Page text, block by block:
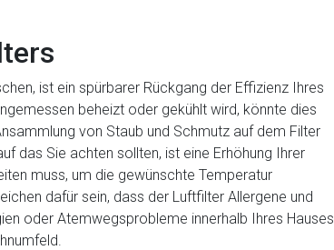
ist ein spürbarer Rückgang der Effizienz Ihres
beheizt oder gekühlt wird, könnte dies
von Staub und Schmutz auf dem Filter
das Sie achten sollten, ist eine Erhöhung Ihrer
muss, um die gewünschte Temperatur
dafür sein, dass der Luftfilter Allergene und
oder Atemwegsprobleme innerhalb Ihres Hauses